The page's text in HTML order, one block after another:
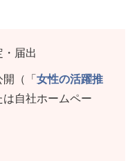
届出
（「女性の活躍推
は自社ホームペー